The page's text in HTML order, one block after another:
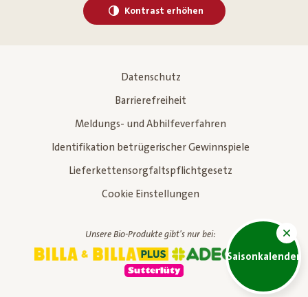
Saisonkalender
Kontrast erhöhen
Datenschutz
Barrierefreiheit
Meldungs- und Abhilfeverfahren
Identifikation betrügerischer Gewinnspiele
Lieferkettensorgfaltspflichtgesetz
Cookie Einstellungen
Unsere Bio-Produkte gibt's nur bei: